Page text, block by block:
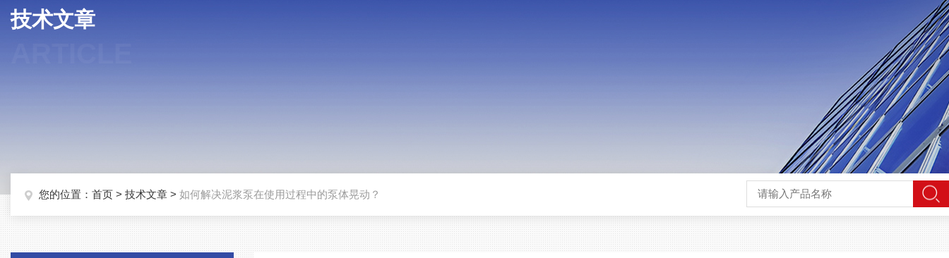
技术文章
您的位置： 首页 > 技术文章 > 如何解决泥浆泵在使用过程中的泵体晃动？